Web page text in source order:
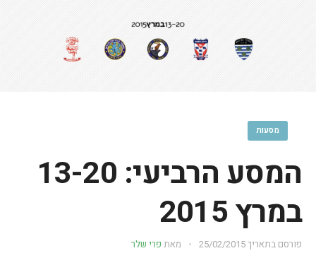
מסעות
המסע הרביעי: 13-20
במרץ 2015
פורסם בתאריך25/02/2015 מאת פרי שלר